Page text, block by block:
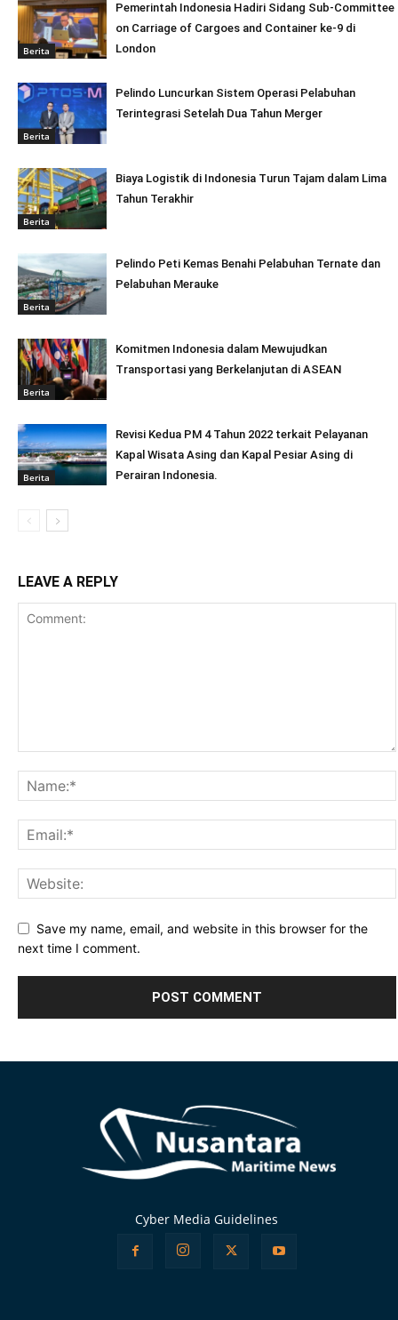
Berita
Pemerintah Indonesia Hadiri Sidang Sub-Committee
on Carriage of Cargoes and Container ke-9 di
London
Berita
Pelindo Luncurkan Sistem Operasi Pelabuhan
Terintegrasi Setelah Dua Tahun Merger
Berita
Biaya Logistik di Indonesia Turun Tajam dalam Lima
Tahun Terakhir
Berita
Pelindo Peti Kemas Benahi Pelabuhan Ternate dan
Pelabuhan Merauke
Berita
Komitmen Indonesia dalam Mewujudkan
Transportasi yang Berkelanjutan di ASEAN
Berita
Revisi Kedua PM 4 Tahun 2022 terkait Pelayanan
Kapal Wisata Asing dan Kapal Pesiar Asing di
Perairan Indonesia.
LEAVE A REPLY
Save my name, email, and website in this browser for the
next time I comment.
Cyber Media Guidelines